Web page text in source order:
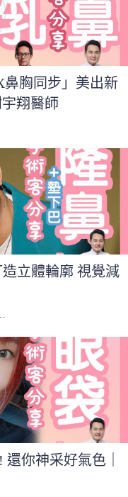
鼻胸同步」美出新
翔醫師
造立體輪廓 視覺減
你神采好氣色｜